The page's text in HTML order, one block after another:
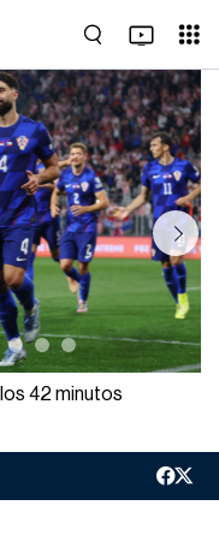
Next
42 minutos